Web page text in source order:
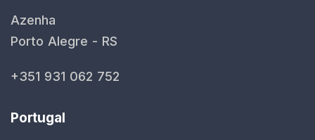
Azenha
Porto Alegre - RS
+351 931 062 752
Portugal